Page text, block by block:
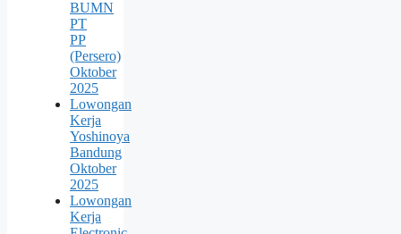
BUMN
PT
PP
(Persero)
Oktober
2025
Lowongan
Kerja
Yoshinoya
Bandung
Oktober
2025
Lowongan
Kerja